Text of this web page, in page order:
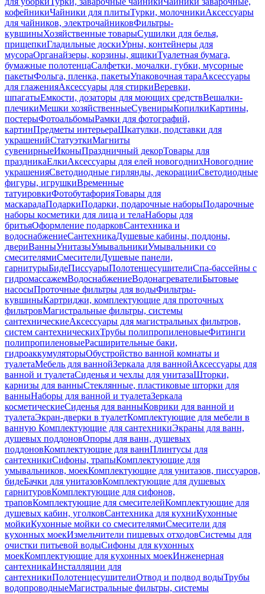
кофейникиЧайники для плитыТурки, молочникиАксессуары
для чайников, электрочайниковФильтры-
кувшиныХозяйственные товарыСушилки для белья,
прищепкиГладильные доскиУрны, контейнеры для
мусораОрганайзеры, корзины, ящикиТуалетная бумага,
бумажные полотенцаСалфетки, мочалки, губки, мусорные
пакетыФольга, пленка, пакетыУпаковочная тараАксессуары
для глаженияАксессуары для стиркиВеревки,
шпагатыЕмкости, дозаторы для моющих средствВешалки-
плечикиМешки хозяйственныеСувенирыКопилкиКартины,
постерыФотоальбомыРамки для фотографий,
картинПредметы интерьераШкатулки, подставки для
украшенийСтатуэткиМагниты
сувенирныеИконыПраздничный декорТовары для
праздникаЕлкиАксессуары для елей новогоднихНовогодние
украшенияСветодиодные гирлянды, декорацииСветодиодные
фигуры, игрушкиВременные
татуировкиФотобутафорияТовары для
маскарадаПодаркиПодарки, подарочные наборыПодарочные
наборы косметики для лица и телаНаборы для
бритьяОформление подарковСантехника и
водоснабжениеСантехникаДушевые кабины, поддоны,
двериВанныУнитазыУмывальникиУмывальники со
смесителямиСмесителиДушевые панели,
гарнитурыБидеПиссуарыПолотенцесушителиСпа-бассейны с
гидромассажемВодоснабжениеВодонагревателиБытовые
насосыПроточные фильтры для водыФильтры-
кувшиныКартриджи, комплектующие для проточных
фильтровМагистральные фильтры, системы
сантехническиеАксессуары для магистральных фильтров,
систем сантехническихТрубы полипропиленовыеФитинги
полипропиленовыеРасширительные баки,
гидроаккумуляторыОбустройство ванной комнаты и
туалетаМебель для ваннойЗеркала для ваннойАксессуары для
ванной и туалетаСиденья и чехлы для унитазаШторки,
карнизы для ванныСтеклянные, пластиковые шторки для
ванныНаборы для ванной и туалетаЗеркала
косметическиеСиденья для ванныКоврики для ванной и
туалетаЭкран-дверки в туалетКомплектующие для мебели в
ванную Комплектующие для сантехникиЭкраны для ванн,
душевых поддоновОпоры для ванн, душевых
поддоновКомплектующие для ваннПлинтусы для
сантехникиСифоны, трапыКомплектующие для
умывальников, моекКомплектующие для унитазов, писсуаров,
бидеБачки для унитазовКомплектующие для душевых
гарнитуровКомплектующие для сифонов,
траповКомплектующие для смесителейКомплектующие для
душевых кабин, уголковСантехника для кухниКухонные
мойкиКухонные мойки со смесителямиСмесители для
кухонных моекИзмельчители пищевых отходовСистемы для
очистки питьевой водыСифоны для кухонных
моекКомплектующие для кухонных моекИнженерная
сантехникаИнсталляции для
сантехникиПолотенцесушителиОтвод и подвод водыТрубы
водопроводныеМагистральные фильтры, системы